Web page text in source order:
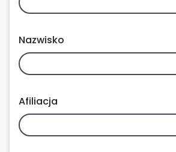
Nazwisko
Afiliacja